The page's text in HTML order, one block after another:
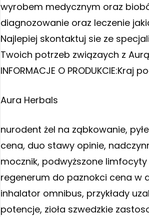
wyrobem medycznym oraz
diagnozowanie oraz leczenie
Najlepiej skontaktuj sie ze
Twoich potrzeb związaych z
INFORMACJE O
Aura Herbals
nurodent żel na ząbkowanie,
cena, duo stawy opinie,
mocznik, podwyższone
regenerum do paznokci cena w
inhalator omnibus, przykłady
potencje, zioła szwedzkie